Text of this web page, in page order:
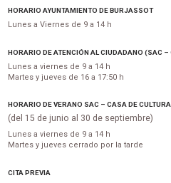
HORARIO AYUNTAMIENTO DE BURJASSOT
Lunes a Viernes de 9 a 14 h
HORARIO DE ATENCIÓN AL CIUDADANO (SAC –
Lunes a viernes de 9 a 14 h
Martes y jueves de 16 a 17:50 h
HORARIO DE VERANO SAC – CASA DE CULTURA
(del 15 de junio al 30 de septiembre)
Lunes a viernes de 9 a 14 h
Martes y jueves cerrado por la tarde
CITA PREVIA